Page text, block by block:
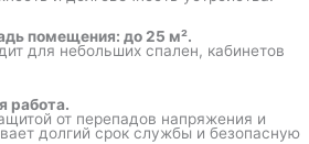
помещения: до 25 м².
для небольших спален, кабинетов
работа.
от перепадов напряжения и
долгий срок службы и безопасную